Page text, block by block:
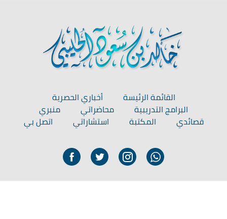
القائمة الرئيسة
أخباري الحصرية
البرامج التدريبية
محاضراتي
منبري
قصائدي
المكتبة استشاراتي اتصل بي